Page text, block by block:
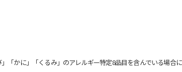
「かに」「くるみ」のアレルギー特定8品目を含んでいる場合に